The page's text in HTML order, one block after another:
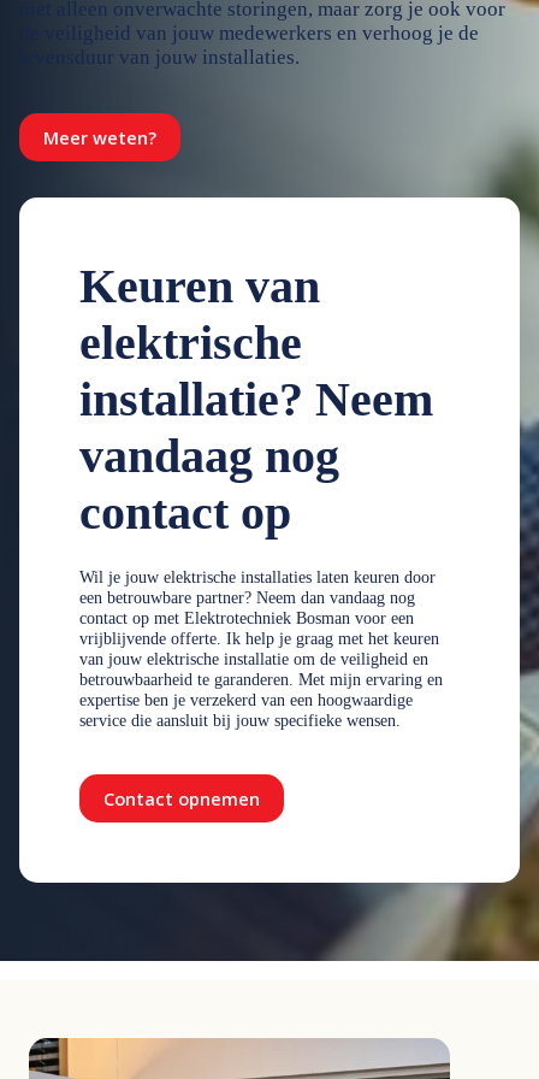
niet alleen onverwachte storingen, maar zorg je ook voor
de veiligheid van jouw medewerkers en verhoog je de
levensduur van jouw installaties.
Meer weten?
Keuren van
elektrische
installatie? Neem
vandaag nog
contact op
Wil je jouw elektrische installaties laten keuren door
een betrouwbare partner? Neem dan vandaag nog
contact op met Elektrotechniek Bosman voor een
vrijblijvende offerte. Ik help je graag met het keuren
van jouw elektrische installatie om de veiligheid en
betrouwbaarheid te garanderen. Met mijn ervaring en
expertise ben je verzekerd van een hoogwaardige
service die aansluit bij jouw specifieke wensen.
Contact opnemen